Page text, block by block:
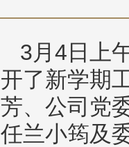
3月4日上
开了新学期
芳、公司党
任兰小筠及